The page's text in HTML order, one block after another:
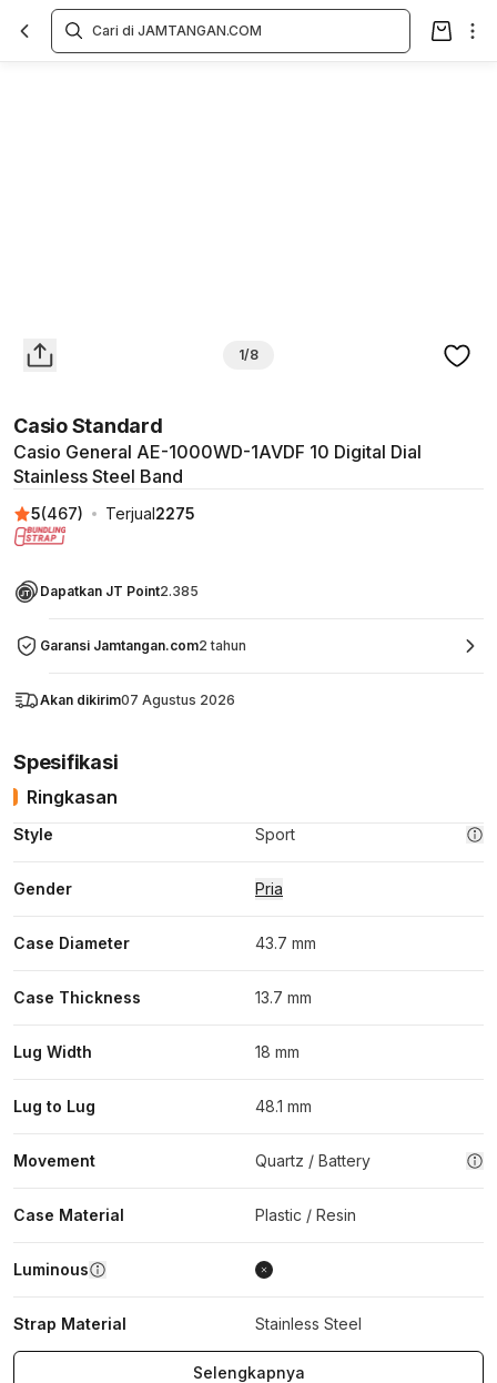
1/8
Casio Standard
Casio General AE-1000WD-1AVDF 10 Digital Dial
Stainless Steel Band
5(467) Terjual2275
Dapatkan JT Point2.385
Garansi Jamtangan.com2 tahun
Akan dikirim07 Agustus 2026
Spesifikasi
Ringkasan
Style Sport
Gender Pria
Case Diameter 43.7 mm
Case Thickness 13.7 mm
Lug Width 18 mm
Lug to Lug 48.1 mm
Movement Quartz / Battery
Case Material Plastic / Resin
Luminous
Strap Material Stainless Steel
Selengkapnya